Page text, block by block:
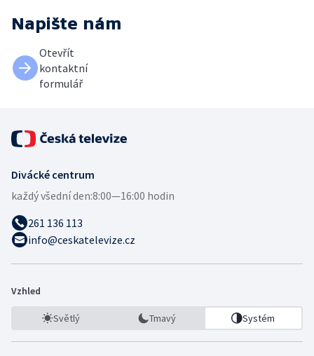
Napište nám
Otevřít
kontaktní
formulář
Divácké centrum
každý všední den:8:00—16:00 hodin
261 136 113
info@ceskatelevize.cz
Vzhled
Světlý Tmavý Systém